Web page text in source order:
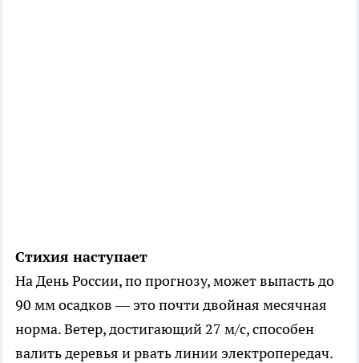
Стихия наступает
На День России, по прогнозу, может выпасть до
90 мм осадков — это почти двойная месячная
норма. Ветер, достигающий 27 м/с, способен
валить деревья и рвать линии электропередач.